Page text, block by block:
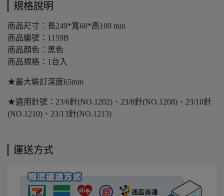
規格說明
商品尺寸：長249*寬60*高100 mm
商品編號：1159B
商品顏色：黑色
商品規格：1台入
★最大裝訂深度65mm
★適用針號：23/6針(NO.1202)、23/8針(NO.1208)、23/10針
(NO.1210)、23/13針(NO.1213)
運送方式